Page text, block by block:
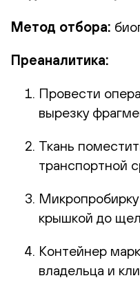
Метод отбора:
Преаналитика:
Провести
вырезку
Ткань
транспортной
крышкой до
Контейнер
владельца и